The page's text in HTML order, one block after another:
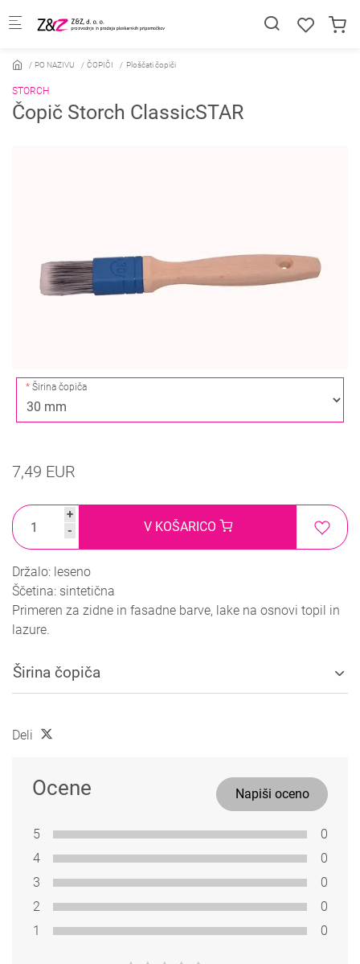
PO NAZIVU ČOPIČI Ploščati čopiči
STORCH
Čopič Storch ClassicSTAR
Širina čopiča
7,49 EUR
+
-
V KOŠARICO
Držalo: leseno
Ščetina: sintetična
Primeren za zidne in fasadne barve, lake na osnovi topil in
lazure.
Širina čopiča
Deli
Ocene Napiši oceno
5
0
4
0
3
0
2
0
1
0